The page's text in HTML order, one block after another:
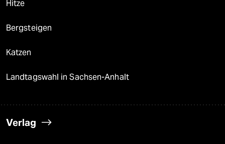
Hitze
Bergsteigen
Katzen
Landtagswahl in Sachsen-Anhalt
Verlag